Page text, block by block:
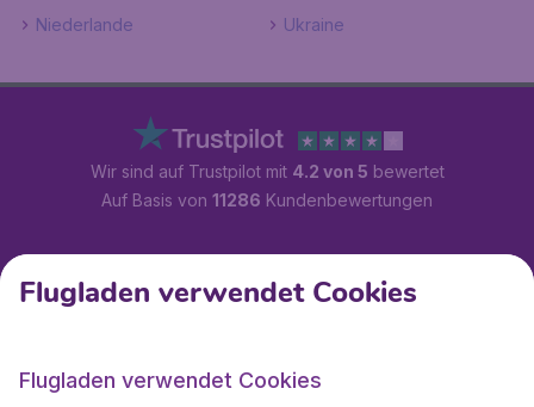
Niederlande
Ukraine
Wir sind auf Trustpilot mit 4.2 von 5 bewertet
Auf Basis von 11286 Kundenbewertungen
Kundenservice
Flugladen.at
Flugladen verwendet Cookies
Flugladen verwendet Cookies